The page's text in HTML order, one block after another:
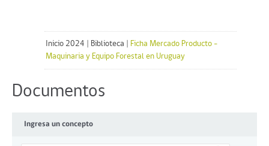
Inicio 2024 Biblioteca
Ficha Mercado Producto -
Maquinaria y Equipo Forestal en Uruguay
Documentos
Ingresa un concepto